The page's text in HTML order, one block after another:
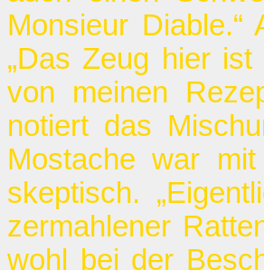
Monsieur
„Das Zeug hier
von meinen
notiert das
Mostache war
skeptisch.
zermahlener
wohl bei der